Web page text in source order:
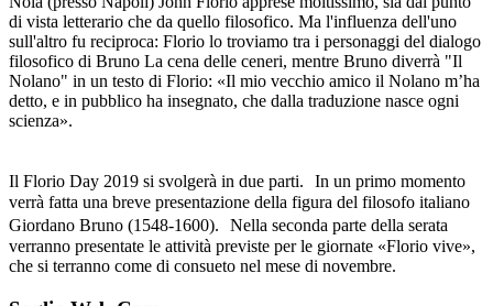
di vista letterario che da quello filosofico. Ma l'influenza dell'uno
sull'altro fu reciproca: Florio lo troviamo tra i personaggi del dialogo
filosofico di Bruno La cena delle ceneri, mentre Bruno diverrà "Il
Nolano" in un testo di Florio: «Il mio vecchio amico il Nolano m’ha
detto, e in pubblico ha insegnato, che dalla traduzione nasce ogni
scienza».
Il Florio Day 2019 si svolgerà in due parti. In un primo momento
verrà fatta una breve presentazione della figura del filosofo italiano
Giordano Bruno (1548-1600). Nella seconda parte della serata
verranno presentate le attività previste per le giornate «Florio vive»,
che si terranno come di consueto nel mese di novembre.